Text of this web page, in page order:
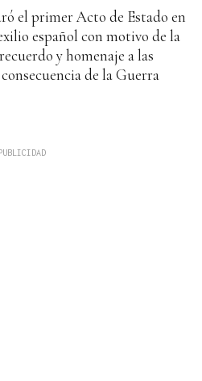
el primer Acto de Estado en
español con motivo de la
y homenaje a las
de la Guerra